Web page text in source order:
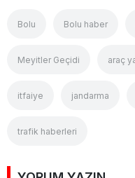
Bolu Bolu haber
Meyitler Geçidi araç
itfaiye jandarma
trafik haberleri